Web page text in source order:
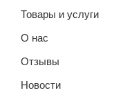
Товары и услуги
О нас
Отзывы
Новости